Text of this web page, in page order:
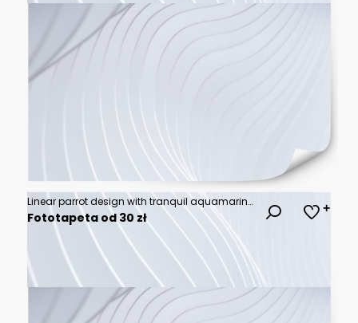
Linear parrot design with tranquil aquamarine and pale blue tones
Fototapeta od 30 zł